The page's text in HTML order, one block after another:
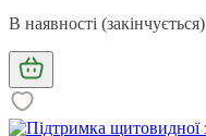
В наявності (закінчується)